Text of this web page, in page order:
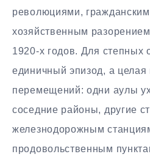
революциями,
хозяйственным
1920-х годов. Для степных
единичный эпизод, а
перемещений: одни аулы
соседние районы, другие
железнодорожным
продовольственным